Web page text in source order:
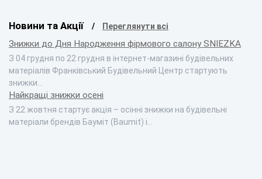
Новини та Акції Переглянути всі
Знижки до Дня Народження фірмового салону SNIEZKA
З 04 грудня по 22 грудня в інтернет-магазині будівельних
матеріалів Франківський Будівельний Центр стартують
знижки…
Найкращі знижки осені
З 22 жовтня стартує акція – осінні знижки на будівельні
матеріали брендів Бауміт (Baumit) і…